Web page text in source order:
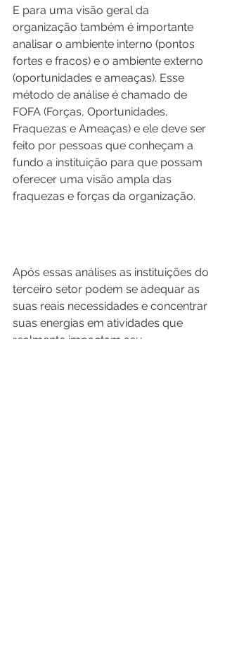
E para uma visão geral da
organização também é importante
analisar o ambiente interno (pontos
fortes e fracos) e o ambiente externo
(oportunidades e ameaças). Esse
método de análise é chamado de
FOFA (Forças, Oportunidades,
Fraquezas e Ameaças) e ele deve ser
feito por pessoas que conheçam a
fundo a instituição para que possam
oferecer uma visão ampla das
fraquezas e forças da organização.
Após essas análises as instituições do
terceiro setor podem se adequar as
suas reais necessidades e concentrar
suas energias em atividades que
realmente impactam seu